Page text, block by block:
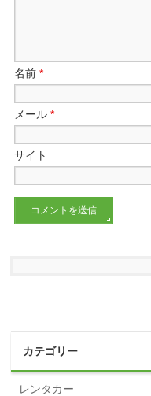
名前*
メール*
サイト
カテゴリー
レンタカー